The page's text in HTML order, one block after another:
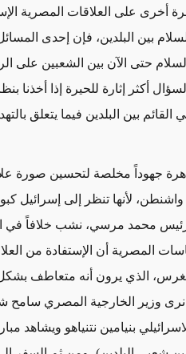
أخرى على العلاقات المصرية
بين البلدين، فإن إحدى
حتى الآن بين الشعبين على
السؤال أكثر إثارة للحيرة إذا
القائم بين البلدين فيما يتعلق
جهوداً مخلصة لتحسين صورة
لأنها تنظر إلى إسرائيل
محمد مرسي، نشب خلافاً في
المصرية أن الإستفادة من
الذي يرون أنه متعاطف
وزير الخارجية المصري سامح
بنيامين نتنياهو ويشاهد